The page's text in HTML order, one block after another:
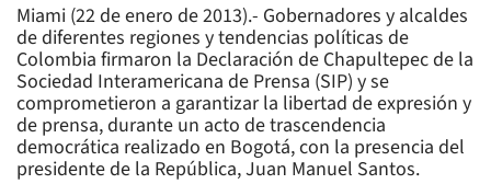
Miami (22 de enero de 2013).- Gobernadores y alcaldes
de diferentes regiones y tendencias políticas de
Colombia firmaron la Declaración de Chapultepec de la
Sociedad Interamericana de Prensa (SIP) y se
comprometieron a garantizar la libertad de expresión y
de prensa, durante un acto de trascendencia
democrática realizado en Bogotá, con la presencia del
presidente de la República, Juan Manuel Santos.